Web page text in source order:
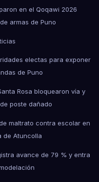
en el Qoqawi 2026
armas de Puno
electas para exponer
de Puno
Rosa bloquearon vía y
poste dañado
maltrato contra escolar en
de Atuncolla
avance de 79 % y entra